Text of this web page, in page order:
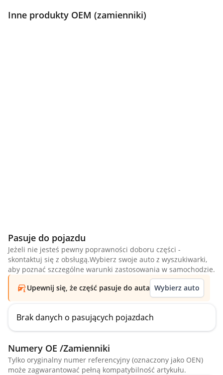
Inne produkty OEM (zamienniki)
Pasuje do pojazdu
Jeżeli nie jesteś pewny poprawności doboru części -
skontaktuj się z obsługą.Wybierz swoje auto z wyszukiwarki,
aby poznać szczególne warunki zastosowania w samochodzie.
Upewnij się, że część pasuje do auta Wybierz auto
Brak danych o pasujących pojazdach
Numery OE /Zamienniki
Tylko oryginalny numer referencyjny (oznaczony jako OEN)
może zagwarantować pełną kompatybilność artykułu.